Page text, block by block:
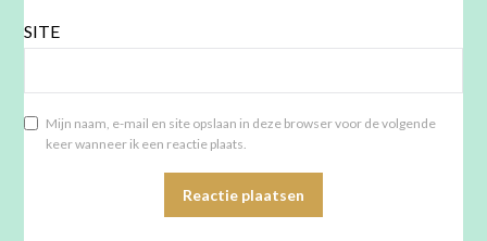
SITE
Mijn naam, e-mail en site opslaan in deze browser voor de volgende
keer wanneer ik een reactie plaats.